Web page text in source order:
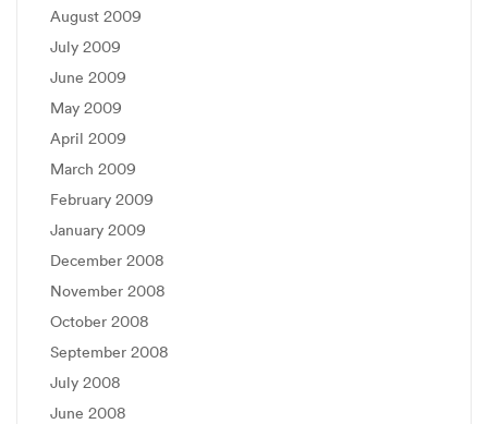
August 2009
July 2009
June 2009
May 2009
April 2009
March 2009
February 2009
January 2009
December 2008
November 2008
October 2008
September 2008
July 2008
June 2008